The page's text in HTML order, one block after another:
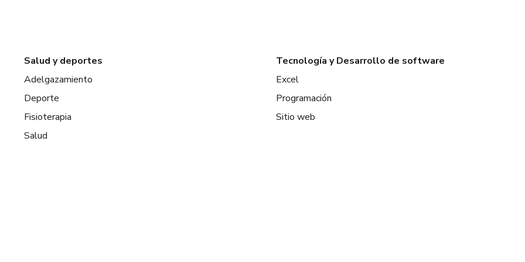
Salud y deportes
Adelgazamiento
Deporte
Fisioterapia
Salud
Tecnología y Desarrollo de software
Excel
Programación
Sitio web